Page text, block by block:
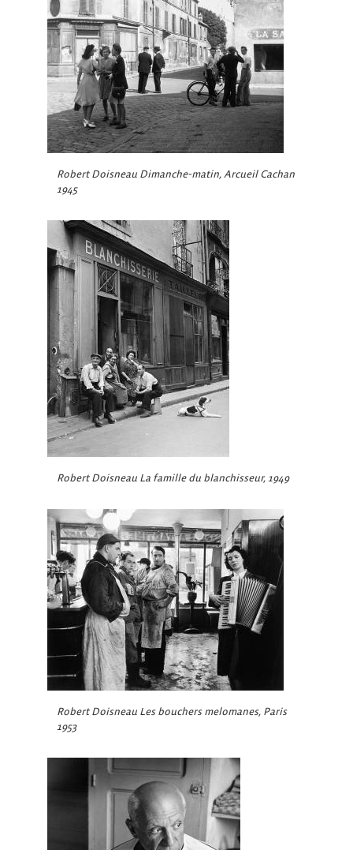
Robert Doisneau Dimanche-matin, Arcueil Cachan
1945
Robert Doisneau La famille du blanchisseur, 1949
Robert Doisneau Les bouchers melomanes, Paris
1953